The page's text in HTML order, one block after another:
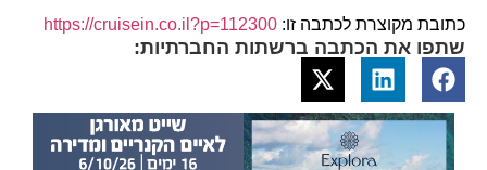
כתובת מקוצרת לכתבה זו: https://cruisein.co.il?p=112300
שתפו את הכתבה ברשתות החברתיות: